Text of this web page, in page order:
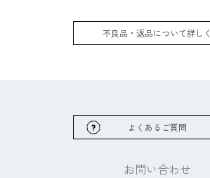
不良品・返品について詳しく
よくあるご質問
お問い合わせ